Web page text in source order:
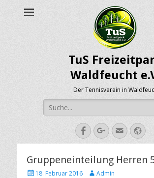
TuS
Waldfeucht
Der Tennisverein in
Suche
nach:
FacebookGoogleplus
E-
Mail-
Gruppeneinteilung Herren
Posted18. Februar 2016 Author
Admin